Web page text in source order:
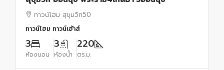
ทาวน์โฮม สุขุมวิท50
ทาวน์โฮม ทาวน์เฮ้าส์
3
ห้องนอน
3
ห้องน้ำ
220
ตร.ม.